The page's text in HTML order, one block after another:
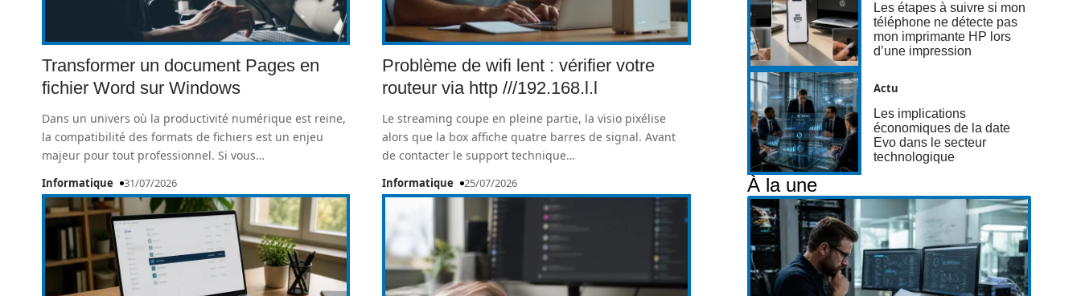
Transformer un document Pages en
fichier Word sur Windows
Dans un univers où la productivité numérique est reine,
la compatibilité des formats de fichiers est un enjeu
majeur pour tout professionnel. Si vous…
Informatique 31/07/2026
Problème de wifi lent : vérifier votre
routeur via http ///192.168.l.l
Le streaming coupe en pleine partie, la visio pixélise
alors que la box affiche quatre barres de signal. Avant
de contacter le support technique…
Informatique 25/07/2026
Les étapes à suivre si mon
téléphone ne détecte pas
mon imprimante HP lors
d’une impression
Actu
Les implications
économiques de la date
Evo dans le secteur
technologique
À la une